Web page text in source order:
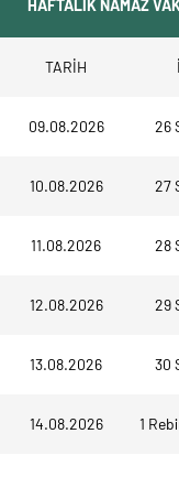
TARİH
09.08.2026 26
10.08.2026 27
11.08.2026 28
12.08.2026 29
13.08.2026 30
14.08.2026 1